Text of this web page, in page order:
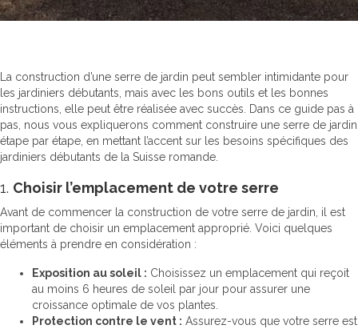
La construction d’une serre de jardin peut sembler intimidante pour
les jardiniers débutants, mais avec les bons outils et les bonnes
instructions, elle peut être réalisée avec succès. Dans ce guide pas à
pas, nous vous expliquerons comment construire une serre de jardin
étape par étape, en mettant l’accent sur les besoins spécifiques des
jardiniers débutants de la Suisse romande.
1. Choisir l’emplacement de votre serre
Avant de commencer la construction de votre serre de jardin, il est
important de choisir un emplacement approprié. Voici quelques
éléments à prendre en considération :
Exposition au soleil : Choisissez un emplacement qui reçoit
au moins 6 heures de soleil par jour pour assurer une
croissance optimale de vos plantes.
Protection contre le vent : Assurez-vous que votre serre est